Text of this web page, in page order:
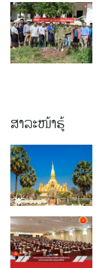
ສາລະໜ້າຮູ້